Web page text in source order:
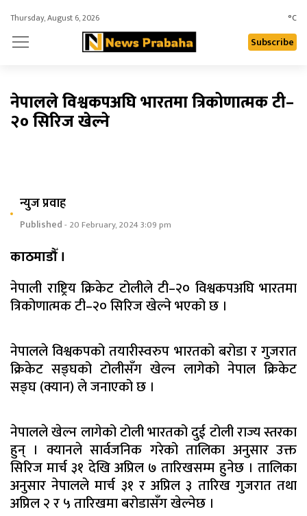
Thursday, August 6, 2026 °C
Subscribe
नेपालले विश्वकपअघि भारतमा त्रिकोणात्मक टी–
२० सिरिज खेल्ने
न्युज प्रवाह
Published- 20 February, 2024 3:09 pm
काठमाडौँ ।
नेपाली राष्ट्रिय क्रिकेट टोलीले टी–२० विश्वकपअघि भारतमा
त्रिकोणात्मक टी–२० सिरिज खेल्ने भएको छ ।
नेपालले विश्वकपको तयारीस्वरुप भारतको बरोडा र गुजरात
क्रिकेट सङ्घको टोलीसँग खेल्न लागेको नेपाल क्रिकेट
सङ्घ (क्यान) ले जनाएको छ ।
नेपालले खेल्न लागेको टोली भारतको दुई टोली राज्य स्तरका
हुन् । क्यानले सार्वजनिक गरेको तालिका अनुसार उक्त
सिरिज मार्च ३१ देखि अप्रिल ७ तारिखसम्म हुनेछ । तालिका
अनुसार नेपालले मार्च ३१ र अप्रिल ३ तारिख गुजरात तथा
अप्रिल २ र ५ तारिखमा बरोडासँग खेल्नेछ ।